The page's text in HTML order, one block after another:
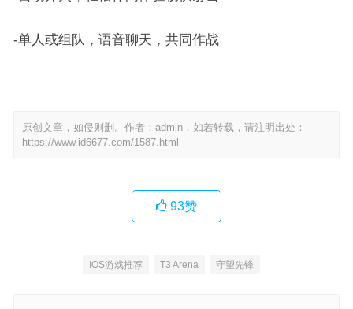
-单人或组队，语音聊天，共同作战
原创文章，如侵则删。作者：admin，如若转载，请注明出处：
https://www.id6677.com/1587.html
93赞
IOS游戏推荐 T3 Arena 守望先锋